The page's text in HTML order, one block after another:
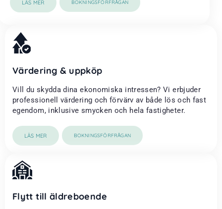
LÄS MER BOKNINGSFÖRFRÅGAN
Värdering & uppköp
Vill du skydda dina ekonomiska intressen? Vi erbjuder
professionell värdering och förvärv av både lös och fast
egendom, inklusive smycken och hela fastigheter.
LÄS MER BOKNINGSFÖRFRÅGAN
Flytt till äldreboende